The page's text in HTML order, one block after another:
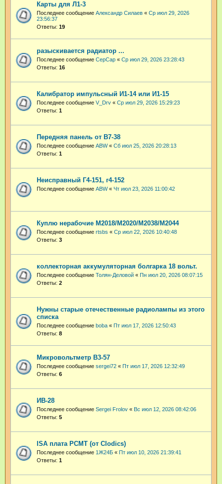
Карты для Л1-3
Последнее сообщение Александр Силаев « Ср июл 29, 2026
23:56:37
Ответы: 19
разыскивается радиатор ...
Последнее сообщение СерСар « Ср июл 29, 2026 23:28:43
Ответы: 16
Калибратор импульсный И1-14 или И1-15
Последнее сообщение V_Drv « Ср июл 29, 2026 15:29:23
Ответы: 1
Передняя панель от В7-38
Последнее сообщение ABW« Сб июл 25, 2026 20:28:13
Ответы: 1
Неисправный Г4-151, г4-152
Последнее сообщение ABW« Чт июл 23, 2026 11:00:42
Куплю нерабочие М2018/М2020/М2038/М2044
Последнее сообщение rtsbs « Ср июл 22, 2026 10:40:48
Ответы: 3
коллекторная аккумуляторная болгарка 18 вольт.
Последнее сообщение Толян-Деловой « Пн июл 20, 2026 08:07:15
Ответы: 2
Нужны старые отечественные радиолампы из этого
списка
Последнее сообщение boba « Пт июл 17, 2026 12:50:43
Ответы: 8
Микровольтметр В3-57
Последнее сообщение sergei72 « Пт июл 17, 2026 12:32:49
Ответы: 6
ИВ-28
Последнее сообщение Sergei Frolov « Вс июл 12, 2026 08:42:06
Ответы: 5
ISA плата PCMT (от Clodics)
Последнее сообщение 1Ж24Б « Пт июл 10, 2026 21:39:41
Ответы: 1